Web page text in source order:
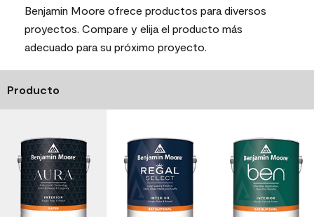
Benjamin Moore ofrece productos para diversos
proyectos. Compare y elija el producto más
adecuado para su próximo proyecto.
Producto